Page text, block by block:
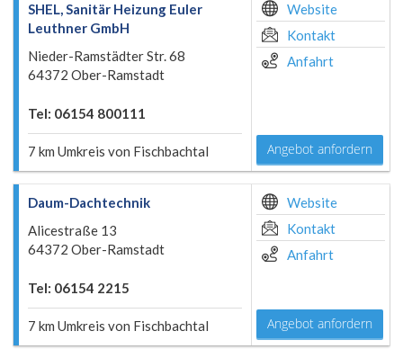
SHEL, Sanitär Heizung Euler
Leuthner GmbH
Nieder-Ramstädter Str. 68
64372 Ober-Ramstadt
Tel: 06154 800111
7 km Umkreis von Fischbachtal
Website
Kontakt
Anfahrt
Angebot anfordern
Daum-Dachtechnik
Alicestraße 13
64372 Ober-Ramstadt
Tel: 06154 2215
7 km Umkreis von Fischbachtal
Website
Kontakt
Anfahrt
Angebot anfordern